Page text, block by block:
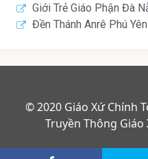
Giới Trẻ Giáo Phận Đà
Đền Thánh Anrê Phú Yên
© 2020 Giáo Xứ Chính
Truyền Thông Giáo